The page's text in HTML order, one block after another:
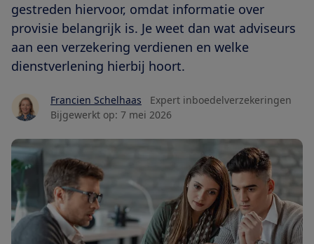
gestreden hiervoor, omdat informatie over
provisie belangrijk is. Je weet dan wat adviseurs
aan een verzekering verdienen en welke
dienstverlening hierbij hoort.
Francien Schelhaas
Expert inboedelverzekeringen
Bijgewerkt op: 7 mei 2026